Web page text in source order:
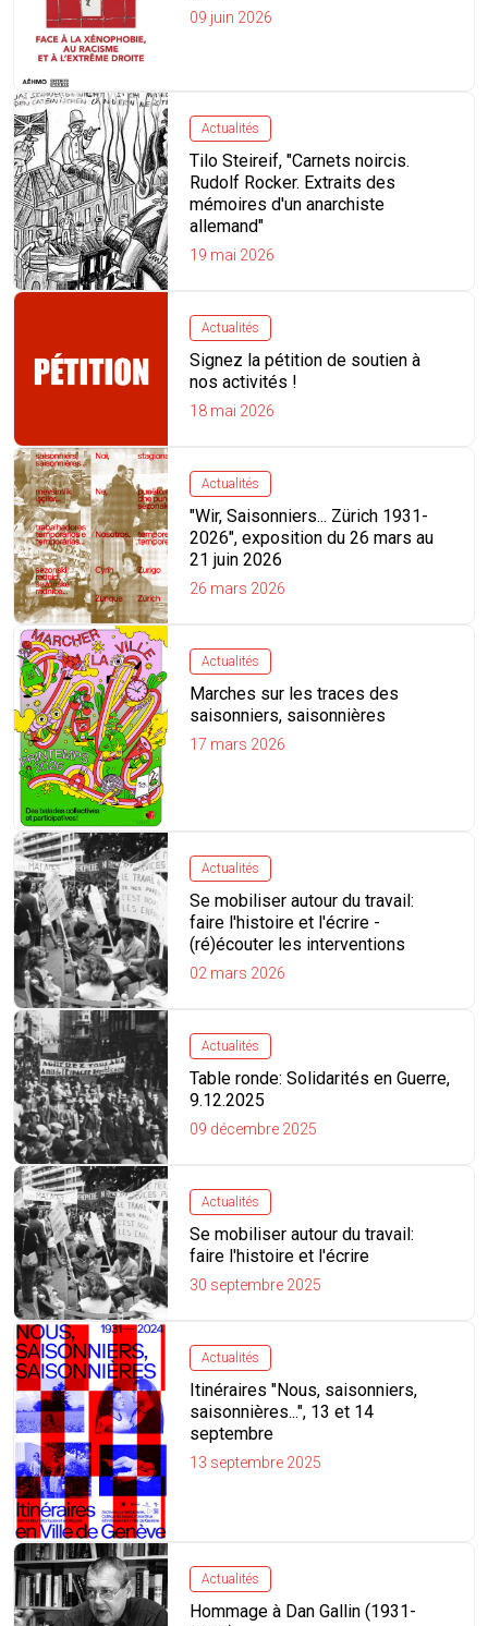
09 juin 2026
Actualités
Tilo Steireif, "Carnets noircis.
Rudolf Rocker. Extraits des
mémoires d'un anarchiste
allemand"
19 mai 2026
Actualités
Signez la pétition de soutien à
nos activités !
18 mai 2026
Actualités
"Wir, Saisonniers... Zürich 1931-
2026", exposition du 26 mars au
21 juin 2026
26 mars 2026
Actualités
Marches sur les traces des
saisonniers, saisonnières
17 mars 2026
Actualités
Se mobiliser autour du travail:
faire l'histoire et l'écrire -
(ré)écouter les interventions
02 mars 2026
Actualités
Table ronde: Solidarités en Guerre,
9.12.2025
09 décembre 2025
Actualités
Se mobiliser autour du travail:
faire l'histoire et l'écrire
30 septembre 2025
Actualités
Itinéraires "Nous, saisonniers,
saisonnières...", 13 et 14
septembre
13 septembre 2025
Actualités
Hommage à Dan Gallin (1931-